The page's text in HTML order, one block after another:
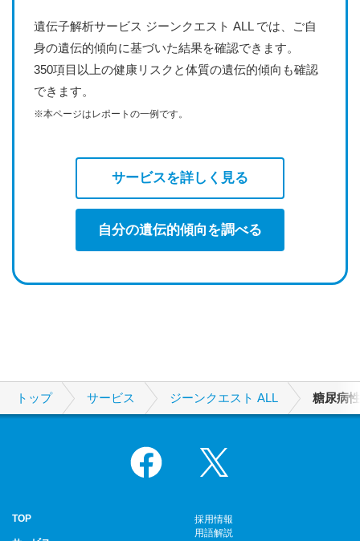
遺伝子解析サービス ジーンクエスト ALL では、ご自
身の遺伝的傾向に基づいた結果を確認できます。
350項目以上の健康リスクと体質の遺伝的傾向も確認
できます。
※本ページはレポートの一例です。
サービスを詳しく見る
自分の遺伝的傾向を調べる
トップ サービス ジーンクエスト ALL 糖尿病
Facebook
TOP
採用情報
用語解説